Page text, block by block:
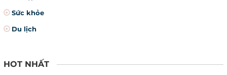
Sức khỏe
Du lịch
HOT NHẤT